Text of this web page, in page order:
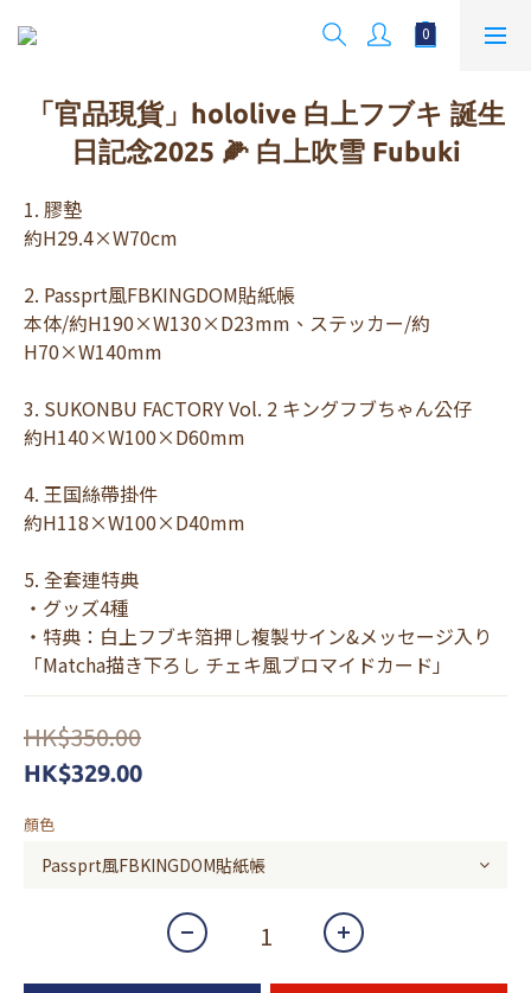
「官品現貨」hololive 白上フブキ 誕生
日記念2025 🌽 白上吹雪 Fubuki
1. 膠墊
約H29.4×W70cm
2. Passprt風FBKINGDOM貼紙帳
本体/約H190×W130×D23mm、ステッカー/約
H70×W140mm
3. SUKONBU FACTORY Vol. 2 キングフブちゃん公仔
約H140×W100×D60mm
4. 王国絲帶掛件
約H118×W100×D40mm
5. 全套連特典
・グッズ4種
・特典：白上フブキ箔押し複製サイン&メッセージ入り
「Matcha描き下ろし チェキ風ブロマイドカード」
HK$350.00
HK$329.00
顏色